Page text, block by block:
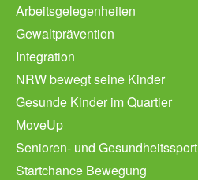
Arbeitsgelegenheiten
Gewaltprävention
Integration
NRW bewegt seine Kinder
Gesunde Kinder im Quartier
MoveUp
Senioren- und Gesundheitssport
Startchance Bewegung